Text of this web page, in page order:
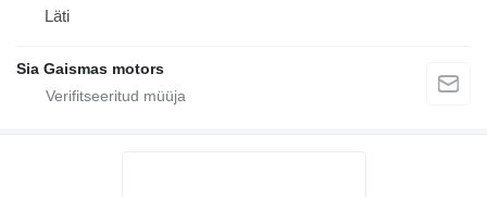
Läti
Sia Gaismas motors